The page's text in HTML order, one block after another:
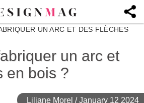
UN ARC ET DES FLÈCHES
un arc et
en bois ?
Liliane Morel /January 12 2024